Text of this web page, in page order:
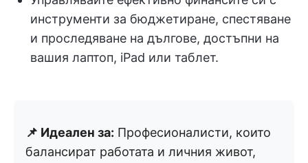
инструменти за бюджетиране, спестяване
и проследяване на дългове, достъпни на
вашия лаптоп, iPad или таблет.
📌 Идеален за: Професионалисти, които
балансират работата и личния живот,